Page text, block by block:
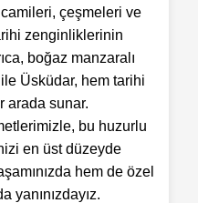
çeşmeleri ve
zenginliklerinin
boğaz manzaralı
Üsküdar, hem tarihi
arada sunar.
bu huzurlu
en üst düzeyde
hem de özel
yanınızdayız.